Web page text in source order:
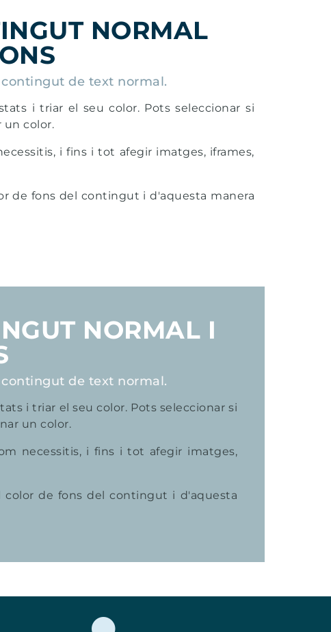
NORMAL
de text normal.
i triar el seu color. Pots seleccionar si
un color.
i fins i tot afegir imatges, iframes,
de fons del contingut i d'aquesta manera
NORMAL I
de text normal.
i triar el seu color. Pots seleccionar si
un color.
necessitis, i fins i tot afegir imatges,
color de fons del contingut i d'aquesta